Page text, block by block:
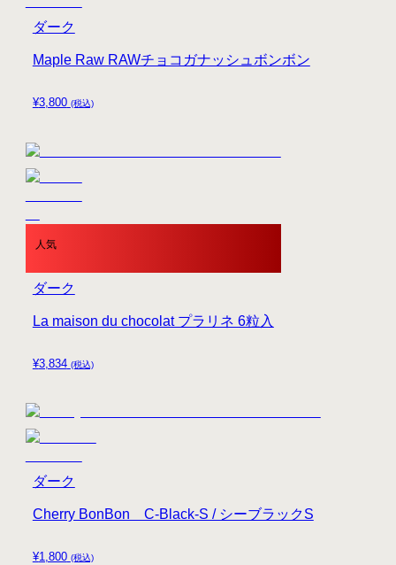
¥3,800 (税込)
Maple Raw RAWチョコガナッシュボンボン
ダーク
人気
¥3,834 (税込)
La maison du chocolat プラリネ 6粒入
ダーク
¥1,800 (税込)
Cherry BonBon C-Black-S / シーブラックS
ダーク